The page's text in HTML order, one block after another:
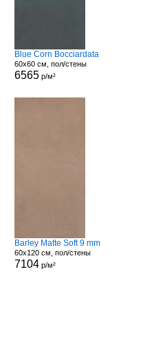
Blue Corn Bocciardata
60x60 см, пол/стены
6565р/м²
Barley Matte Soft 9 mm
60x120 см, пол/стены
7104р/м²